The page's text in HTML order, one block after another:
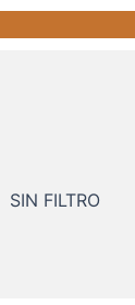
SIN FILTRO